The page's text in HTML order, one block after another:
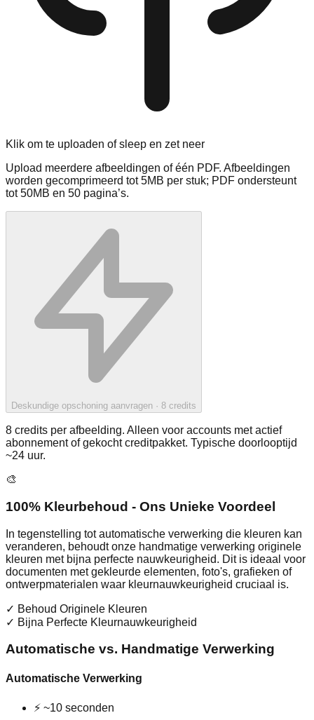
Klik om te uploaden of sleep en zet neer
Upload meerdere afbeeldingen of één PDF. Afbeeldingen
worden gecomprimeerd tot 5MB per stuk; PDF ondersteunt
tot 50MB en 50 pagina’s.
Deskundige opschoning aanvragen · 8 credits
8 credits per afbeelding. Alleen voor accounts met actief
abonnement of gekocht creditpakket. Typische doorlooptijd
~24 uur.
🎨
100% Kleurbehoud - Ons Unieke Voordeel
In tegenstelling tot automatische verwerking die kleuren kan
veranderen, behoudt onze handmatige verwerking originele
kleuren met bijna perfecte nauwkeurigheid. Dit is ideaal voor
documenten met gekleurde elementen, foto's, grafieken of
ontwerpmaterialen waar kleurnauwkeurigheid cruciaal is.
✓ Behoud Originele Kleuren
✓ Bijna Perfecte Kleurnauwkeurigheid
Automatische vs. Handmatige Verwerking
Automatische Verwerking
⚡ ~10 seconden